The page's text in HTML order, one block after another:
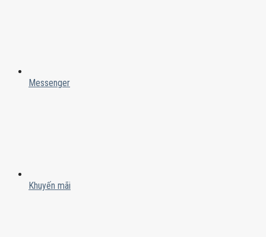
Messenger
Khuyến mãi